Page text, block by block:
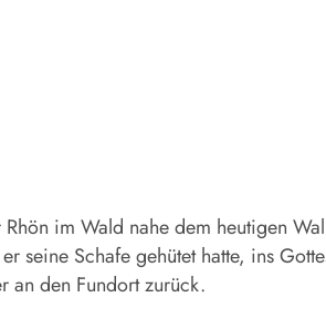
im Wald nahe dem heutigen
seine Schafe gehütet hatte, ins
an den Fundort zurück.